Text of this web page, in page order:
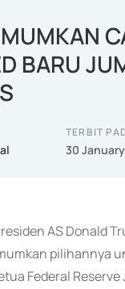
BARU
TERBIT
30
AS Donald
pilihannya
Federal Reserve